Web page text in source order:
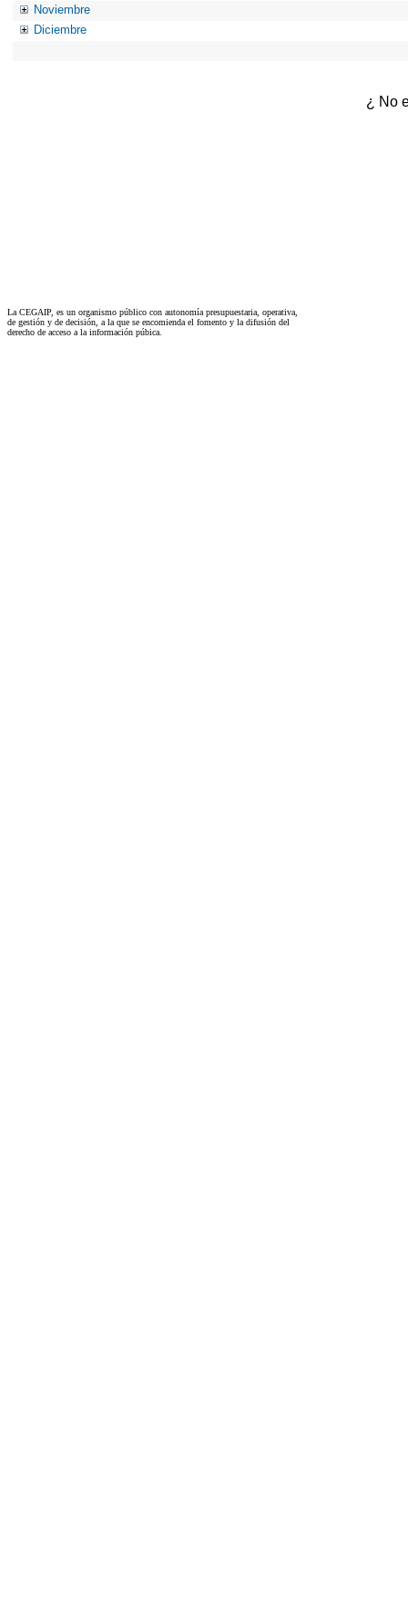
Noviembre
Diciembre
¿ No
La CEGAIP, es un organismo público con autonomía presupuestaria, operativa,
de gestión y de decisión, a la que se encomienda el fomento y la difusión del
derecho de acceso a la información púbica.